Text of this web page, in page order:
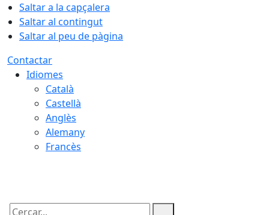
Saltar a la capçalera
Saltar al contingut
Saltar al peu de pàgina
Contactar
Idiomes
Català
Castellà
Anglès
Alemany
Francès